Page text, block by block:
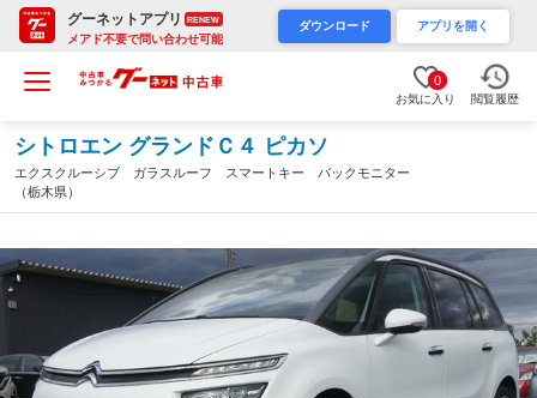
グーネットアプリ RENEW
メアド不要で問い合わせ可能
ダウンロード アプリを開く
0
お気に入り 閲覧履歴
シトロエン グランドＣ４ ピカソ
エクスクルーシブ ガラスルーフ スマートキー バックモニター
（栃木県）